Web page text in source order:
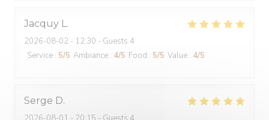
Jacquy L
2026-08-02 - 12:30 - Guests 4
Service : 5/5 Ambiance : 4/5 Food : 5/5 Value : 4/5
Serge D